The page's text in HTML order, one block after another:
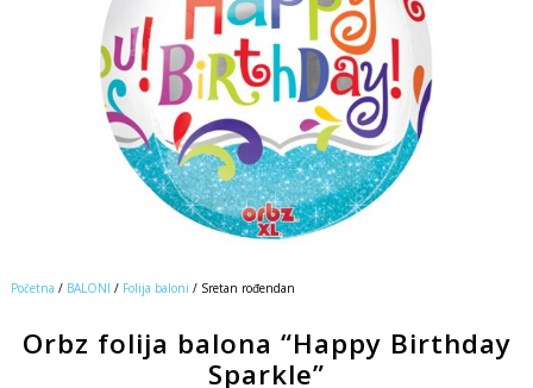
Početna / BALONI / Folija baloni / Sretan rođendan
Orbz folija balona “Happy Birthday
Sparkle”